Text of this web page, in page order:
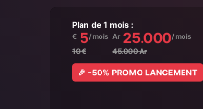
Plan de 1 mois :
€ 5/ mois
10 €
Ar 25.000/ mois
45.000 Ar
🎉 -50% PROMO LANCEMENT